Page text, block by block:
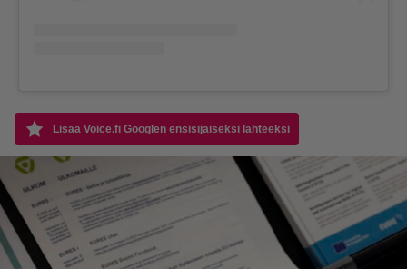
Lisää Voice.fi Googlen ensisijaiseksi lähteeksi